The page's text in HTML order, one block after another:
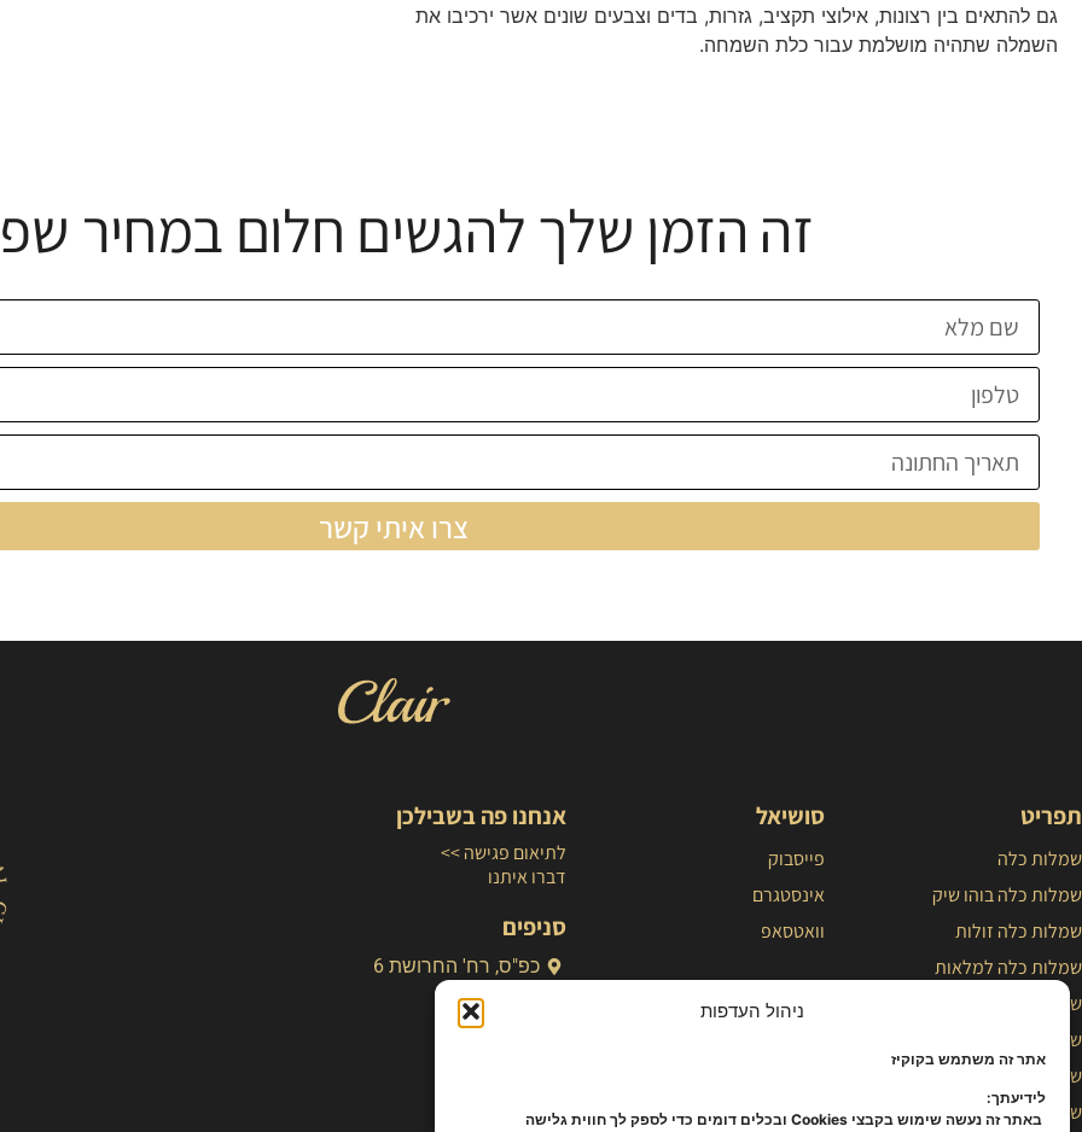
ניהול העדפות
אתר זה משתמש בקוקיז
לידיעתך:
באתר זה נעשה שימוש בקבצי Cookies ובכלים דומים כדי לספק לך חווית גלישה
גם להתאים בין רצונות, אילוצי תקציב, גזרות, בדים וצבעים שונים אשר ירכיבו את
השמלה שתהיה מושלמת עבור כלת השמחה.
זה הזמן שלך להגשים חלום במחיר
צרו איתי קשר
תפריט
שמלות כלה
שמלות כלה בוהו שיק
שמלות כלה זולות
שמלות כלה למלאות
שמלות כלה נסיכותיות
שמלת כלה פשוטה
שמלות כלה צנועות
שמלות כלה קלאסיות
סושיאל
פייסבוק
אינסטגרם
וואטסאפ
אנחנו פה בשבילכן
לתיאום פגישה >>
דברו איתנו
סניפים
כפ"ס, רח' החרושת 6